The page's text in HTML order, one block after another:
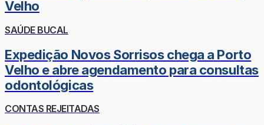
Velho
SAÚDE BUCAL
Expedição Novos Sorrisos chega a Porto
Velho e abre agendamento para consultas
odontológicas
CONTAS REJEITADAS